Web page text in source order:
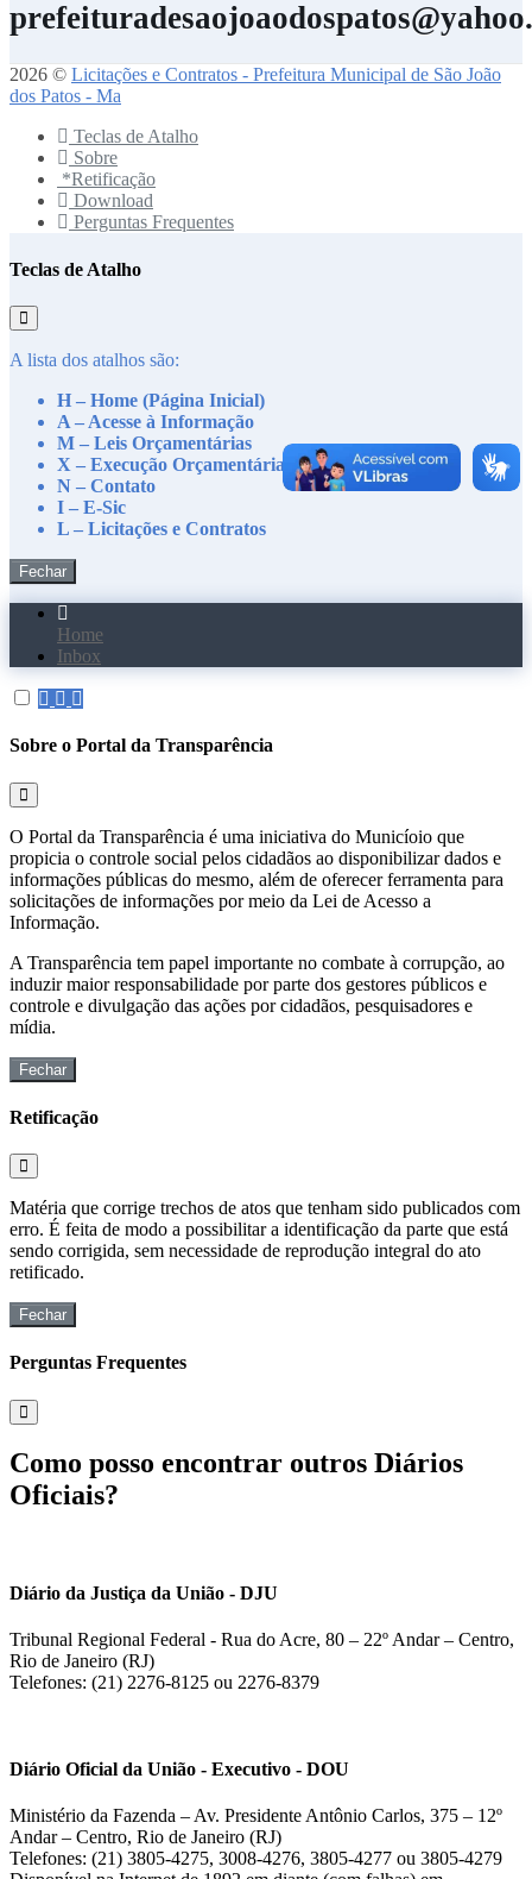
2026 © Licitações e Contratos - Prefeitura Municipal de São João
dos Patos - Ma
Teclas de Atalho
Sobre
*Retificação
Download
Perguntas Frequentes
Teclas de Atalho
A lista dos atalhos são:
H – Home (Página Inicial)
A – Acesse à Informação
M – Leis Orçamentárias
X – Execução Orçamentária
N – Contato
I – E-Sic
L – Licitações e Contratos
Fechar
Home
Inbox
Sobre o Portal da Transparência
O Portal da Transparência é uma iniciativa do Municíoio que
propicia o controle social pelos cidadãos ao disponibilizar dados e
informações públicas do mesmo, além de oferecer ferramenta para
solicitações de informações por meio da Lei de Acesso a
Informação.
A Transparência tem papel importante no combate à corrupção, ao
induzir maior responsabilidade por parte dos gestores públicos e
controle e divulgação das ações por cidadãos, pesquisadores e
mídia.
Fechar
Retificação
Matéria que corrige trechos de atos que tenham sido publicados com
erro. É feita de modo a possibilitar a identificação da parte que está
sendo corrigida, sem necessidade de reprodução integral do ato
retificado.
Fechar
Perguntas Frequentes
Como posso encontrar outros Diários
Oficiais?
Diário da Justiça da União - DJU
Tribunal Regional Federal - Rua do Acre, 80 – 22º Andar – Centro,
Rio de Janeiro (RJ)
Telefones: (21) 2276-8125 ou 2276-8379
Diário Oficial da União - Executivo - DOU
Ministério da Fazenda – Av. Presidente Antônio Carlos, 375 – 12º
Andar – Centro, Rio de Janeiro (RJ)
Telefones: (21) 3805-4275, 3008-4276, 3805-4277 ou 3805-4279